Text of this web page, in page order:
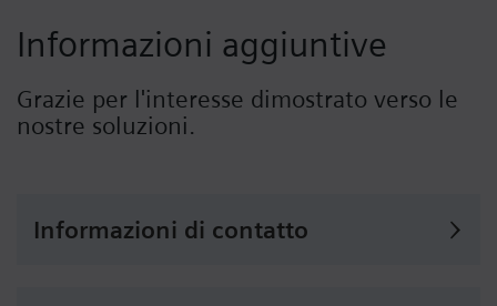
Informazioni aggiuntive
Grazie per l'interesse dimostrato verso le
nostre soluzioni.
Informazioni di contatto